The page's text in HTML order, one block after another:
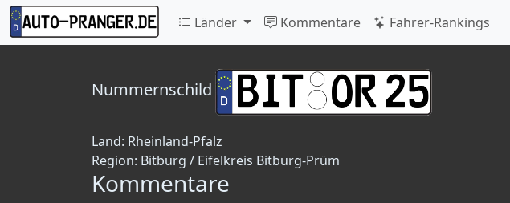
Länder Kommentare Fahrer-Rankings
Nummernschild
Land: Rheinland-Pfalz
Region: Bitburg / Eifelkreis Bitburg-Prüm
Kommentare